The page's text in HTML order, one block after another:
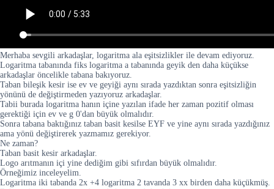
Merhaba sevgili arkadaşlar, logaritma ala eşitsizlikler ile devam ediyoruz.
Logaritma tabanında fiks logaritma a tabanında geyik den daha küçükse
arkadaşlar öncelikle tabana bakıyoruz.
Taban bileşik kesir ise ev ve geyiği aynı sırada yazdıktan sonra eşitsizliğin
yönünü de değiştirmeden yazıyoruz arkadaşlar.
Tabii burada logaritma hanın içine yazılan ifade her zaman pozitif olması
gerektiği için ev ve g 0'dan büyük olmalıdır.
Sonra tabana baktığınız taban basit kesilse EYF ve yine aynı sırada yazdığınız
ama yönü değiştirerek yazmamız gerekiyor.
Ne zaman?
Taban basit kesir arkadaşlar.
Logo arıtmanın içi yine dediğim gibi sıfırdan büyük olmalıdır.
Örneğimiz inceleyelim.
Logaritma iki tabanda 2x +4 logaritma 2 tavanda 3 xx birden daha küçükmüş.